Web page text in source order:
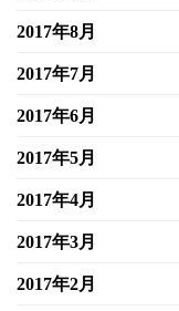
2017年8月
2017年7月
2017年6月
2017年5月
2017年4月
2017年3月
2017年2月